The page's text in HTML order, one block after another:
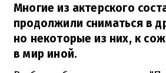
Многие из актерского
продолжили сниматься в
но некоторые из них, к
в мир иной.